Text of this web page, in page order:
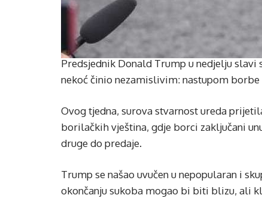
Predsjednik Donald Trump u nedjelju
nekoć činio nezamislivim: nastupom borbe
Ovog tjedna, surova stvarnost ureda
borilačkih vještina, gdje borci zaključani
druge do predaje.
Trump se našao uvučen u nepopularan i
okončanju sukoba mogao bi biti blizu, ali